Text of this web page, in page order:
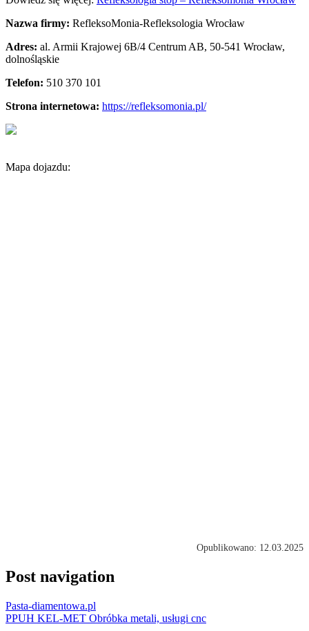
Nazwa firmy: RefleksoMonia-Refleksologia Wrocław
Adres: al. Armii Krajowej 6B/4 Centrum AB, 50-541 Wrocław,
dolnośląskie
Telefon: 510 370 101
Strona internetowa: https://refleksomonia.pl/
Mapa dojazdu:
Opublikowano: 12.03.2025
Post navigation
Pasta-diamentowa.pl
PPUH KEL-MET Obróbka metali, usługi cnc